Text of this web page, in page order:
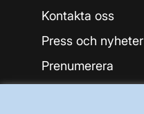
Kontakta oss
Press och nyheter
Prenumerera